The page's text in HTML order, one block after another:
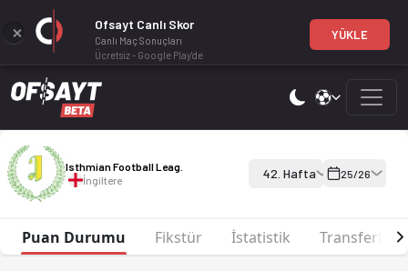
Isthmian Football Leag. 25-26 sezonu puan durumu,
Isthmian Football Leag. 25-26
Isthmian Football Leag.
İngiltere
42. Hafta 25/26
Puan Durumu Fikstür İstatistik Transferler
Ofsayt Canlı Skor
Canlı Maç Sonuçları
Ücretsiz - Google Play'de
YÜKLE